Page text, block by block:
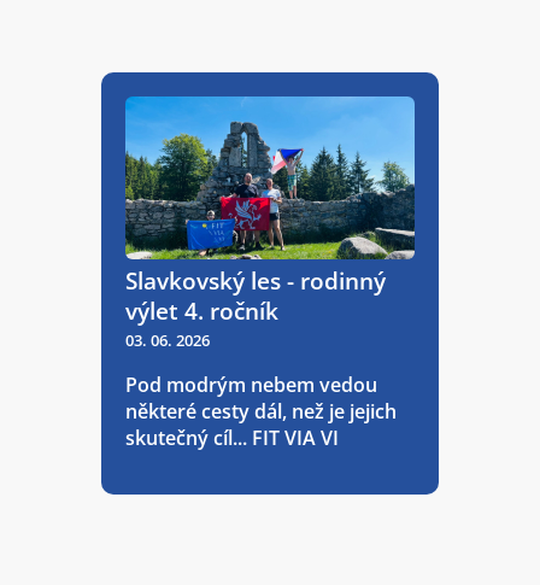
Slavkovský les - rodinný
výlet 4. ročník
03. 06. 2026
Pod modrým nebem vedou
některé cesty dál, než je jejich
skutečný cíl... FIT VIA VI